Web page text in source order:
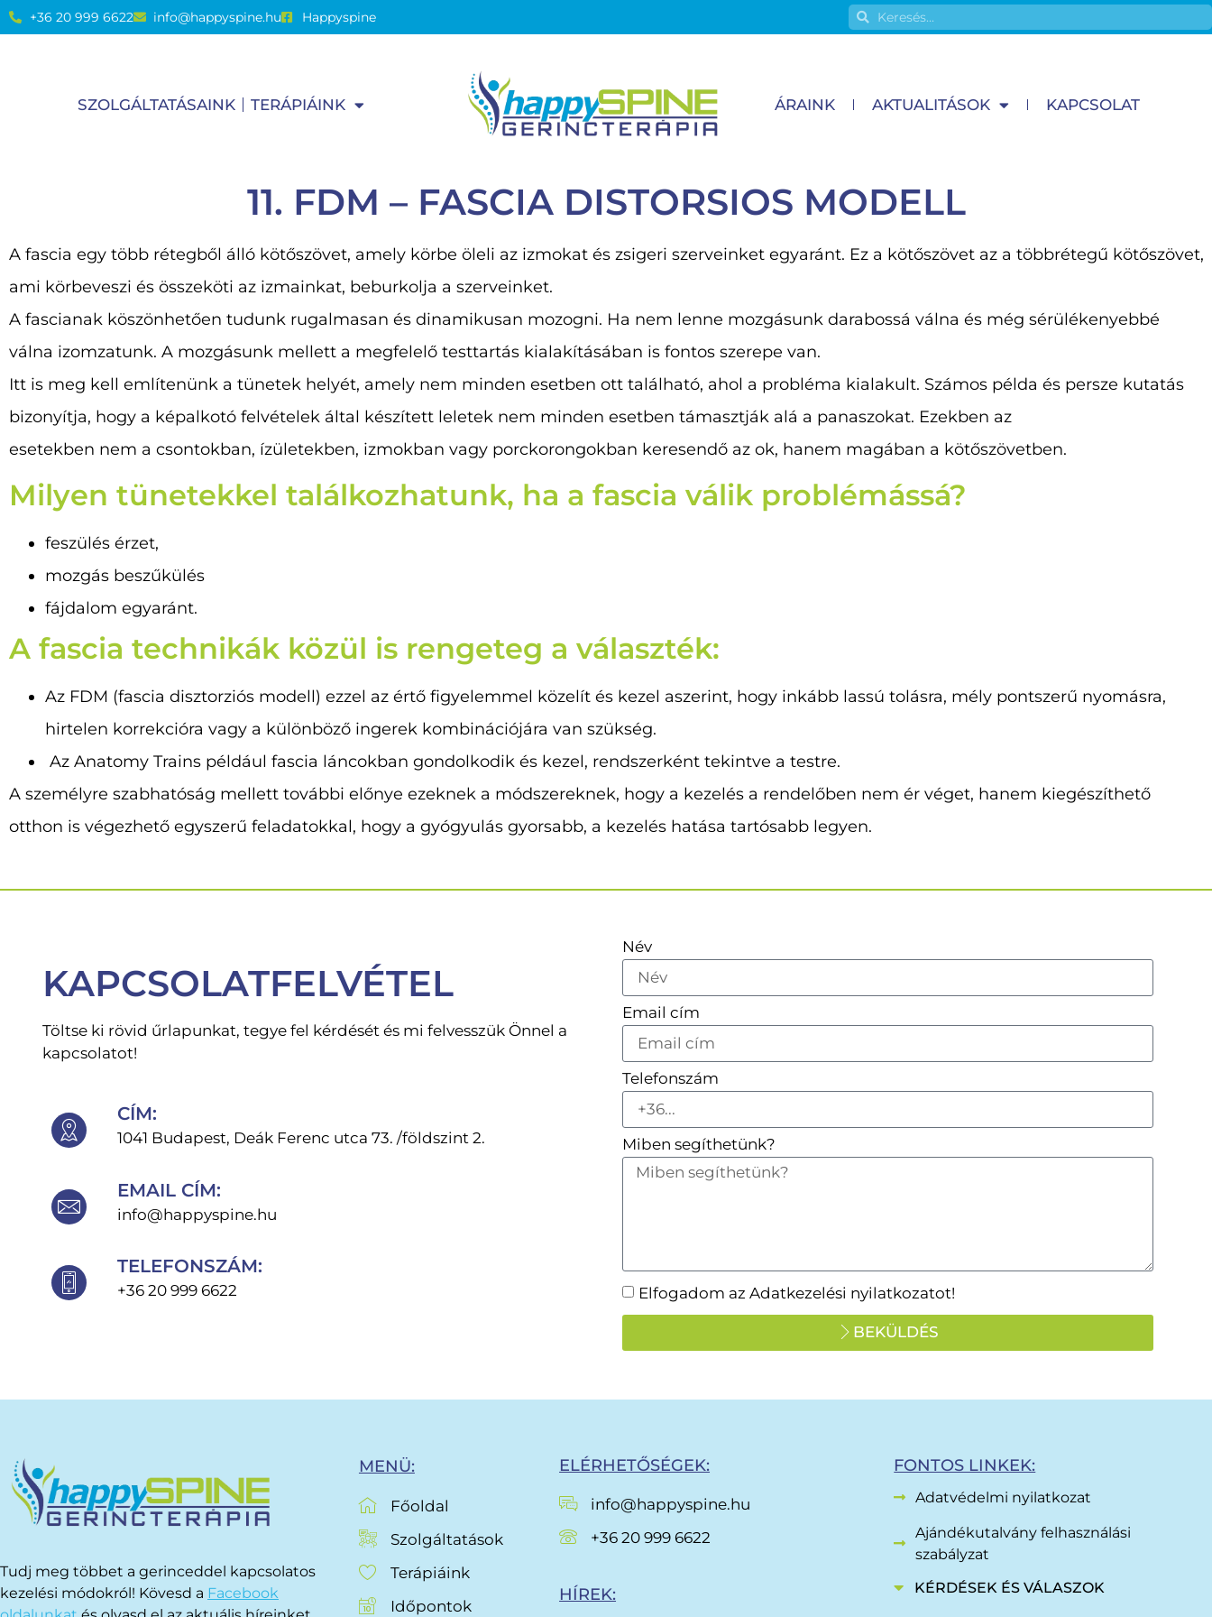
+36 20 999 6622 info@happyspine.hu Happyspine
SZOLGÁLTATÁSAINK TERÁPIÁINK ÁRAINK AKTUALITÁSOK KAPCSOLAT
11. FDM – FASCIA DISTORSIOS MODELL
A fascia egy több rétegből álló kötőszövet, amely körbe öleli az izmokat és zsigeri szerveinket egyaránt. Ez a kötőszövet az a többrétegű kötőszövet,
ami körbeveszi és összeköti az izmainkat, beburkolja a szerveinket.
A fascianak köszönhetően tudunk rugalmasan és dinamikusan mozogni. Ha nem lenne mozgásunk darabossá válna és még sérülékenyebbé
válna izomzatunk. A mozgásunk mellett a megfelelő testtartás kialakításában is fontos szerepe van.
Itt is meg kell említenünk a tünetek helyét, amely nem minden esetben ott található, ahol a probléma kialakult. Számos példa és persze kutatás
bizonyítja, hogy a képalkotó felvételek által készített leletek nem minden esetben támasztják alá a panaszokat. Ezekben az
esetekben nem a csontokban, ízületekben, izmokban vagy porckorongokban keresendő az ok, hanem magában a kötőszövetben.
Milyen tünetekkel találkozhatunk, ha a fascia válik problémássá?
feszülés érzet,
mozgás beszűkülés
fájdalom egyaránt.
A fascia technikák közül is rengeteg a választék:
Az FDM (fascia disztorziós modell) ezzel az értő figyelemmel közelít és kezel aszerint, hogy inkább lassú tolásra, mély pontszerű nyomásra,
hirtelen korrekcióra vagy a különböző ingerek kombinációjára van szükség.
Az Anatomy Trains például fascia láncokban gondolkodik és kezel, rendszerként tekintve a testre.
A személyre szabhatóság mellett további előnye ezeknek a módszereknek, hogy a kezelés a rendelőben nem ér véget, hanem kiegészíthető
otthon is végezhető egyszerű feladatokkal, hogy a gyógyulás gyorsabb, a kezelés hatása tartósabb legyen.
KAPCSOLATFELVÉTEL
Töltse ki rövid űrlapunkat, tegye fel kérdését és mi felvesszük Önnel a
kapcsolatot!
CÍM:
1041 Budapest, Deák Ferenc utca 73. /földszint 2.
EMAIL CÍM:
info@happyspine.hu
TELEFONSZÁM:
+36 20 999 6622
Név
Email cím
Telefonszám
Miben segíthetünk?
Elfogadom az Adatkezelési nyilatkozatot!
BEKÜLDÉS
Tudj meg többet a gerinceddel kapcsolatos
kezelési módokról! Kövesd a Facebook
MENÜ:
Főoldal
Szolgáltatások
Terápiáink
Időpontok
ELÉRHETŐSÉGEK:
info@happyspine.hu
+36 20 999 6622
HÍREK:
FONTOS LINKEK:
Adatvédelmi nyilatkozat
Ajándékutalvány felhasználási
szabályzat
KÉRDÉSEK ÉS VÁLASZOK